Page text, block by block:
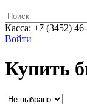
Касса: +7 (3452)
Войти
Купить